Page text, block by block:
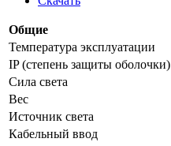
Общие
Температура эксплуатации
IP (степень защиты оболочки)
Сила света
Вес
Источник света
Кабельный ввод